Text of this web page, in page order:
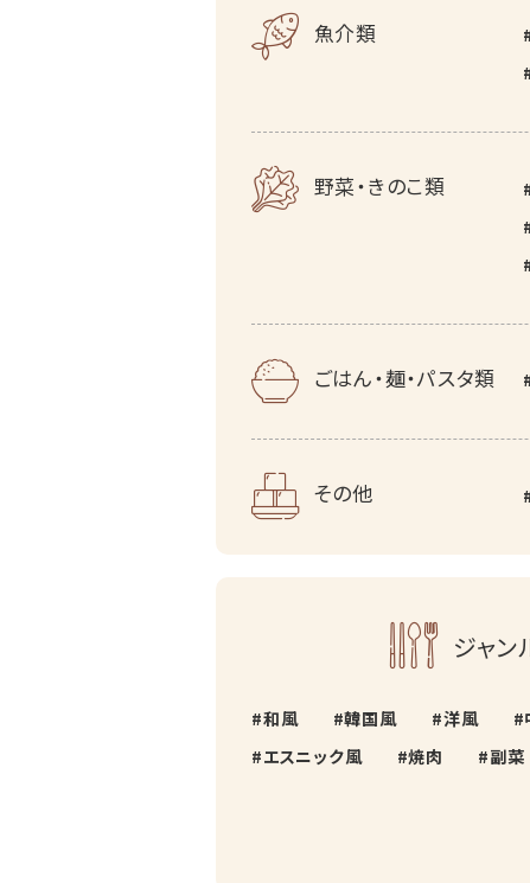
魚介類
野菜・きのこ類
ごはん・麺・パスタ類
その他
ジャン
和風 韓国風 洋風
エスニック風
焼肉 副菜